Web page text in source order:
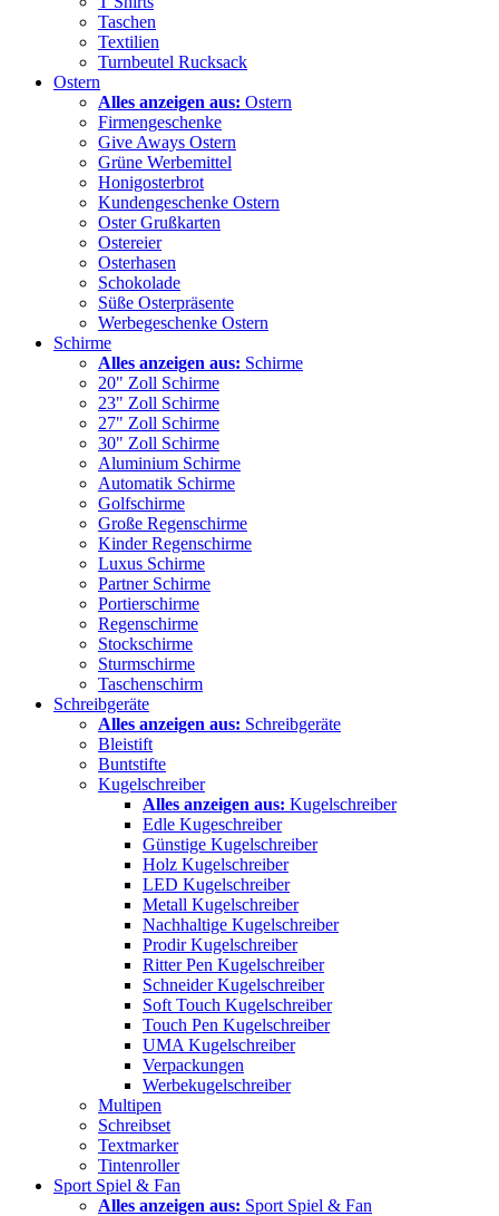
Taschen
Textilien
Turnbeutel Rucksack
Ostern
Alles anzeigen aus: Ostern
Firmengeschenke
Give Aways Ostern
Grüne Werbemittel
Honigosterbrot
Kundengeschenke Ostern
Oster Grußkarten
Ostereier
Osterhasen
Schokolade
Süße Osterpräsente
Werbegeschenke Ostern
Schirme
Alles anzeigen aus: Schirme
20" Zoll Schirme
23" Zoll Schirme
27" Zoll Schirme
30" Zoll Schirme
Aluminium Schirme
Automatik Schirme
Golfschirme
Große Regenschirme
Kinder Regenschirme
Luxus Schirme
Partner Schirme
Portierschirme
Regenschirme
Stockschirme
Sturmschirme
Taschenschirm
Schreibgeräte
Alles anzeigen aus: Schreibgeräte
Bleistift
Buntstifte
Kugelschreiber
Alles anzeigen aus: Kugelschreiber
Edle Kugeschreiber
Günstige Kugelschreiber
Holz Kugelschreiber
LED Kugelschreiber
Metall Kugelschreiber
Nachhaltige Kugelschreiber
Prodir Kugelschreiber
Ritter Pen Kugelschreiber
Schneider Kugelschreiber
Soft Touch Kugelschreiber
Touch Pen Kugelschreiber
UMA Kugelschreiber
Verpackungen
Werbekugelschreiber
Multipen
Schreibset
Textmarker
Tintenroller
Sport Spiel & Fan
Alles anzeigen aus: Sport Spiel & Fan